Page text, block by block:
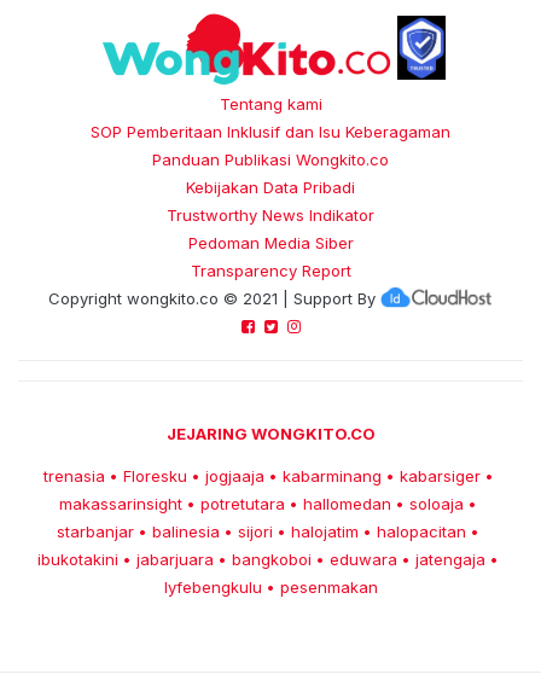
Tentang kami
SOP Pemberitaan Inklusif dan Isu Keberagaman
Panduan Publikasi Wongkito.co
Kebijakan Data Pribadi
Trustworthy News Indikator
Pedoman Media Siber
Transparency Report
Copyright wongkito.co © 2021 | Support By
JEJARING WONGKITO.CO
trenasia • Floresku • jogjaaja • kabarminang • kabarsiger •
makassarinsight • potretutara • hallomedan • soloaja •
starbanjar • balinesia • sijori • halojatim • halopacitan •
ibukotakini • jabarjuara • bangkoboi • eduwara • jatengaja •
lyfebengkulu • pesenmakan